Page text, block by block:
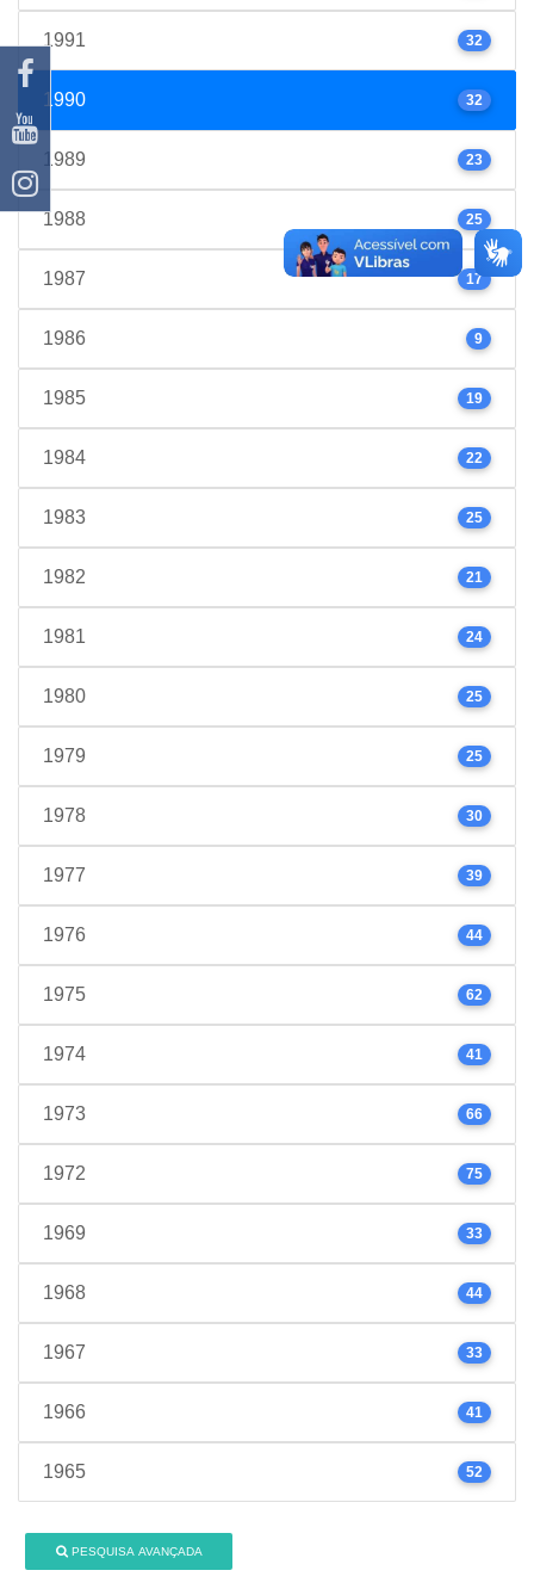
1991 32
1990 32
1989 23
1988 25
1987 17
1986 9
1985 19
1984 22
1983 25
1982 21
1981 24
1980 25
1979 25
1978 30
1977 39
1976 44
1975 62
1974 41
1973 66
1972 75
1969 33
1968 44
1967 33
1966 41
1965 52
PESQUISA AVANÇADA